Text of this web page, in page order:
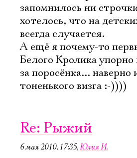
запомнилось ни
хотелось, что на
всегда случается.
А ещё я почему-то
Белого Кролика упорно
за поросёнка... наверно
тоненького визга :-))))
Re: Рыжий
6 мая 2010, 17:35,Юлия И.